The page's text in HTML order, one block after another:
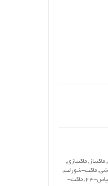
,ماکتباز,ماکتبازی,
,ماکت-شورلت,
24
,ماکت-